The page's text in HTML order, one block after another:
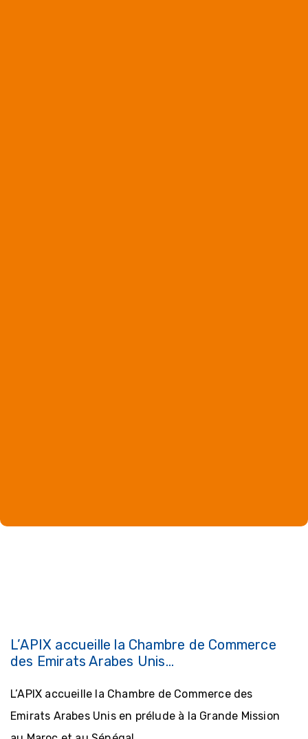
L’APIX accueille la Chambre de Commerce
des Emirats Arabes Unis…
L’APIX accueille la Chambre de Commerce des
Emirats Arabes Unis en prélude à la Grande Mission